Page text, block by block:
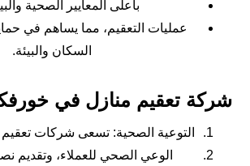
بأعلى المعايير الصحية
عمليات التعقيم، مما يساهم في
السكان والبيئة.
شركة تعقيم منازل في
التوعية الصحية: تسعى شركات تعقيم
الوعي الصحي للعملاء، وتقديم